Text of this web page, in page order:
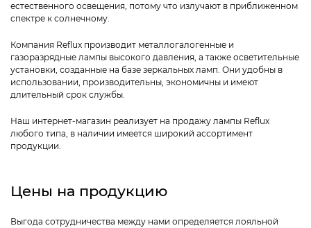
естественного освещения, потому что излучают в приближенном
спектре к солнечному.
Компания Reflux производит металлогалогенные и
газоразрядные лампы высокого давления, а также осветительные
установки, созданные на базе зеркальных ламп. Они удобны в
использовании, производительны, экономичны и имеют
длительный срок службы.
Наш интернет-магазин реализует на продажу лампы Reflux
любого типа, в наличии имеется широкий ассортимент
продукции.
Цены на продукцию
Выгода сотрудничества между нами определяется лояльной